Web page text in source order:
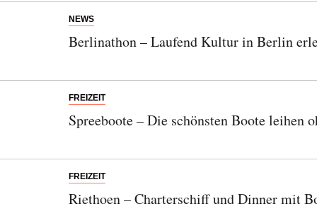
NEWS
Berlinathon – Laufend Kultur in Berlin
FREIZEIT
Spreeboote – Die schönsten Boote leihen
FREIZEIT
Riethoen – Charterschiff und Dinner mit